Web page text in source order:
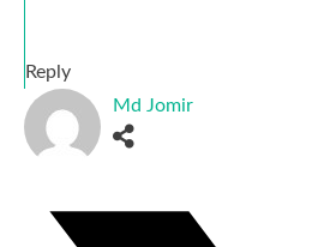
Reply
Md Jomir